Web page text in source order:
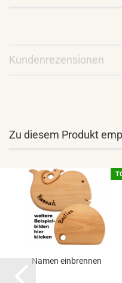
Kundenrezensionen
Zu diesem Produkt
Namen einbrennen